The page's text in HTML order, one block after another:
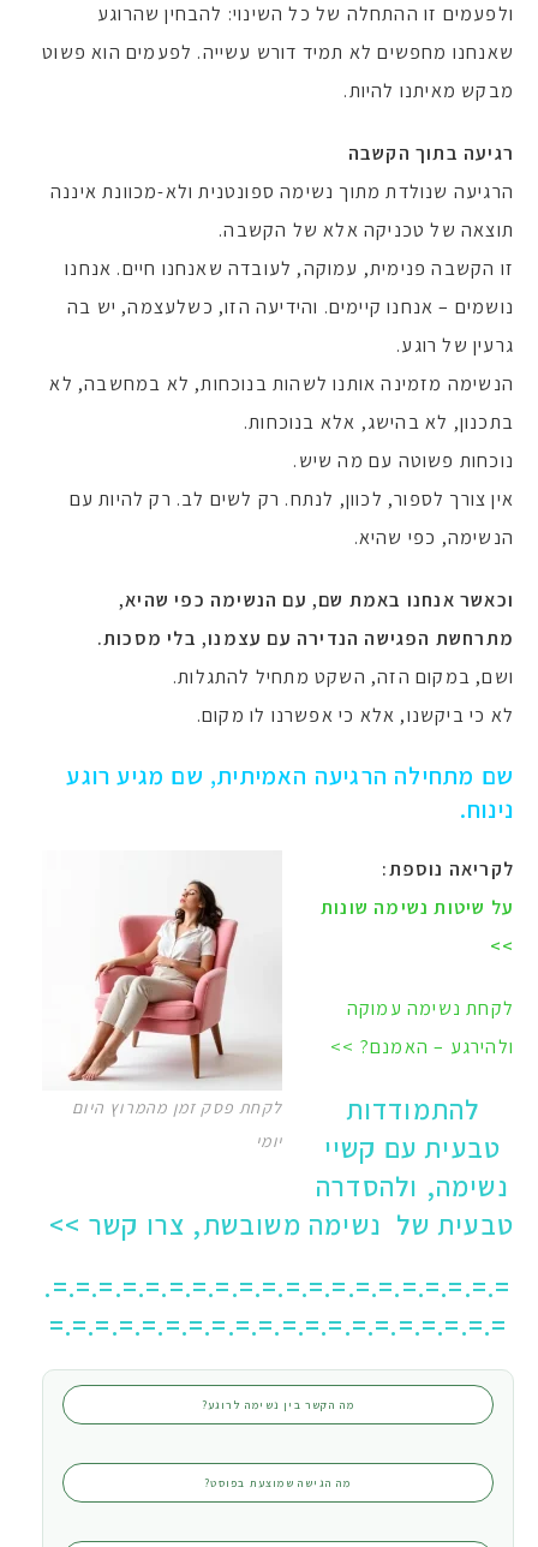
ולפעמים זו ההתחלה של כל השינוי: להבחין שהרוגע
שאנחנו מחפשים לא תמיד דורש עשייה. לפעמים הוא פשוט
מבקש מאיתנו להיות.
רגיעה בתוך הקשבה
הרגיעה שנולדת מתוך נשימה ספונטנית ולא-מכוונת איננה
תוצאה של טכניקה אלא של הקשבה.
זו הקשבה פנימית, עמוקה, לעובדה שאנחנו חיים. אנחנו
נושמים – אנחנו קיימים. והידיעה הזו, כשלעצמה, יש בה
גרעין של רוגע.
הנשימה מזמינה אותנו לשהות בנוכחות, לא במחשבה, לא
בתכנון, לא בהישג, אלא בנוכחות.
נוכחות פשוטה עם מה שיש.
אין צורך לספור, לכוון, לנתח. רק לשים לב. רק להיות עם
הנשימה, כפי שהיא.
וכאשר אנחנו באמת שם, עם הנשימה כפי שהיא,
מתרחשת הפגישה הנדירה עם עצמנו, בלי מסכות.
ושם, במקום הזה, השקט מתחיל להתגלות.
לא כי ביקשנו, אלא כי אפשרנו לו מקום.
שם מתחילה הרגיעה האמיתית, שם מגיע רוגע
נינוח.
לקחת פסק זמן מהמרוץ היום
יומי
לקריאה נוספת:
על שיטות נשימה שונות
>>
לקחת נשימה עמוקה
ולהירגע – האמנם? >>
להתמודדות
טבעית עם קשיי
נשימה, ולהסדרה
טבעית של נשימה משובשת, צרו קשר >>
=.=.=.=.=.=.=.=.=.=.=.=.=.=.=.=.=.=.=.=.
=.=.=.=.=.=.=.=.=.=.=.=.=.=.=.=.=.=.=.=
מה הקשר בין נשימה לרוגע?
מה הגישה שמוצעת בפוסט?